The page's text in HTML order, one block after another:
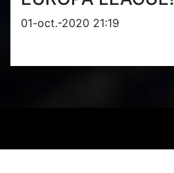
01-oct.-2020 21:19